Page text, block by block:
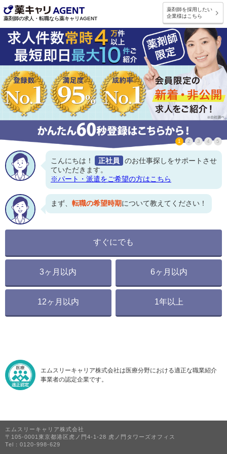
薬剤師の求人・転職なら薬キャリAGENT
薬剤師を採用したい
企業様はこちら
1 2 3 4 5
こんにちは！ 正社員
のお仕事探しをサポートさせ
ていただきます。
※パート・派遣をご希望の方はこちら
まず、 転職の希望時期について教えてください！
すぐにでも
3ヶ月以内 6ヶ月以内
12ヶ月以内 1年以上
エムスリーキャリア株式会社は医療分野における適正な職業紹介
事業者の認定企業です。
エムスリーキャリア株式会社
〒105-0001東京都港区虎ノ門4-1-28 虎ノ門タワーズオフィス
Tel：0120-998-629